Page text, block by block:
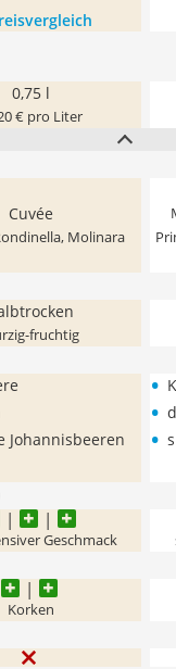
0,75 l
€ pro Liter
Cuvée
Molinara
fruchtig
Johannisbeeren
•
•
•
Geschmack
Korken